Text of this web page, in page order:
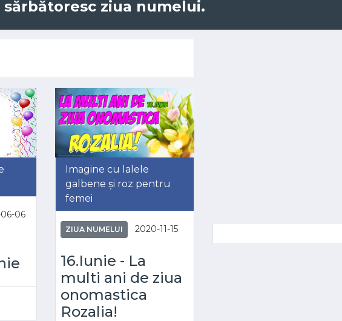
sărbătoresc ziua numelui.
06
Imagine cu lalele
galbene și roz pentru
femei
ZIUA NUMELUI 2020-11-15
16.Iunie - La
multi ani de ziua
onomastica
Rozalia!